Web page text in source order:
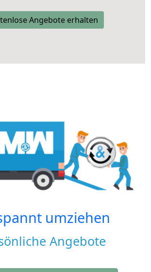
Angebote erhalten
umziehen
Angebote